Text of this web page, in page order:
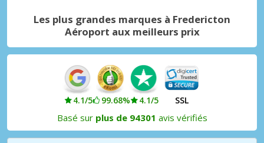
Les plus grandes marques à Fredericton
Aéroport aux meilleurs prix
4.1/5 99.68% 4.1/5 SSL
Basé sur plus de 94301 avis vérifiés